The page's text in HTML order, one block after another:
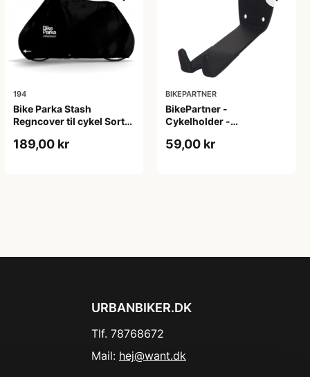
194
Bike Parka Stash
Regncover til cykel Sort
189,00 kr
BIKEPARTNER
BikePartner -
Cykelholder -
vægophæng - Sort
59,00 kr
URBANBIKER.DK
Tlf. 78768672
Mail: hej@want.dk